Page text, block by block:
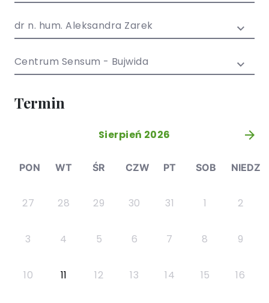
młodzieży
dr n. hum. Aleksandra Zarek
Centrum Sensum - Bujwida
Termin
Sierpień 2026 »
PON WT ŚR CZW PT SOB NIEDZ
27 28 29 30 31 1 2
3 4 5 6 7 8 9
10 11 12 13 14 15 16